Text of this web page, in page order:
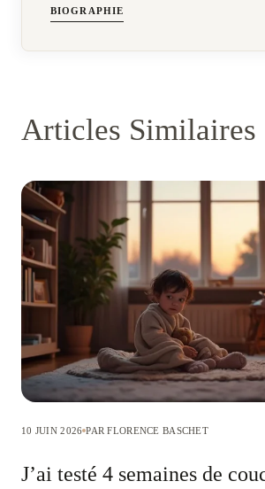
BIOGRAPHIE
Articles Similaires
10 JUIN 2026 PAR FLORENCE BASCHET
J’ai testé 4 semaines de